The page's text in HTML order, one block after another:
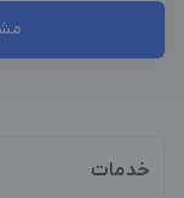
خدمات